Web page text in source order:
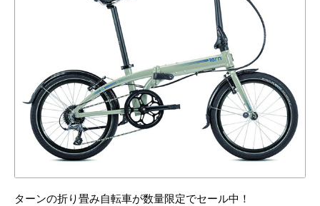
ターンの折り畳み自転車が数量限定でセール中！